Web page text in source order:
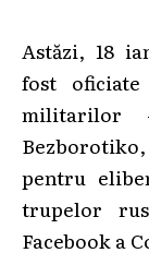
Astăzi, 18
fost
militarilor
pentru
trupelor
Facebook a